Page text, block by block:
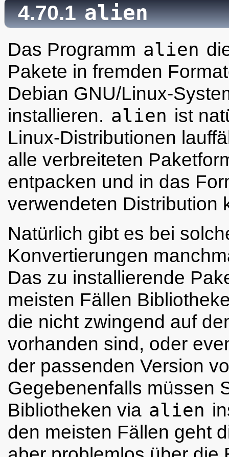
4.70.1alien
Das Programm alien
Pakete in fremden
Debian GNU/Linux-
installieren. alien ist
Linux-Distributionen
alle verbreiteten
entpacken und in das
verwendeten Distribution
Natürlich gibt es bei
Konvertierungen
Das zu installierende
meisten Fällen
die nicht zwingend auf
vorhanden sind, oder
der passenden Version
Gegebenenfalls müssen
Bibliotheken via alien
den meisten Fällen geht